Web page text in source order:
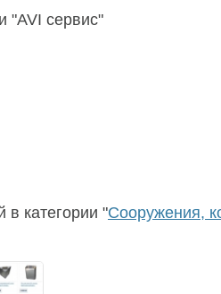
"AVI сервис"
в категории "Сооружения,